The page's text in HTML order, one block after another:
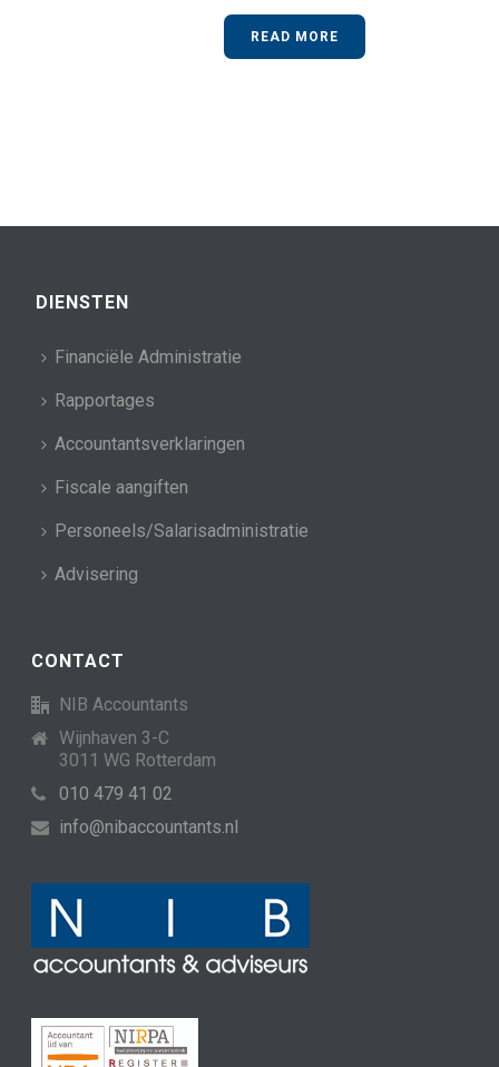
READ MORE
DIENSTEN
Financiële Administratie
Rapportages
Accountantsverklaringen
Fiscale aangiften
Personeels/Salarisadministratie
Advisering
CONTACT
NIB Accountants
Wijnhaven 3-C
3011 WG Rotterdam
010 479 41 02
info@nibaccountants.nl